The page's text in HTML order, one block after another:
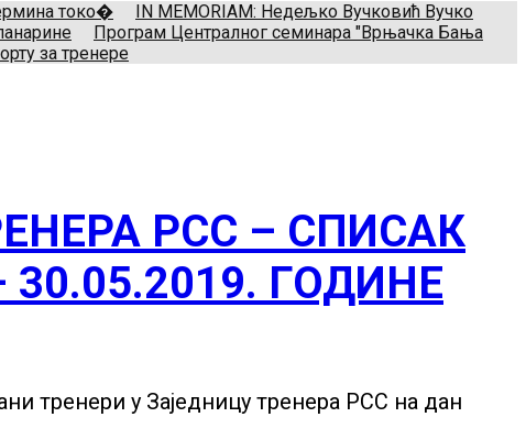
токо�
IN MEMORIAM: Недељко Вучковић Вучко
Програм Централног семинара "Врњачка Бања
за тренере
РСС – СПИСАК
ГОДИНЕ
тренери у Заједницу тренера РСС на дан